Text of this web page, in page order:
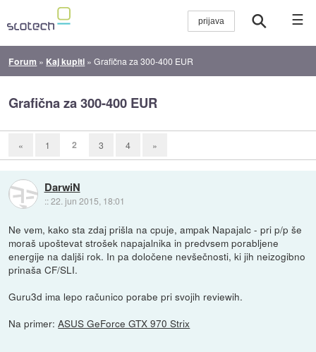
☰
Forum » Kaj kupiti »Grafična za 300-400 EUR
Grafična za 300-400 EUR
« 1 2 3 4 »
DarwiN
::22. jun 2015, 18:01
Ne vem, kako sta zdaj prišla na cpuje, ampak Napajalc - pri p/p še
moraš upoštevat strošek napajalnika in predvsem porabljene
energije na daljši rok. In pa določene nevšečnosti, ki jih neizogibno
prinaša CF/SLI.
Guru3d ima lepo računico porabe pri svojih reviewih.
Na primer:ASUS GeForce GTX 970 Strix